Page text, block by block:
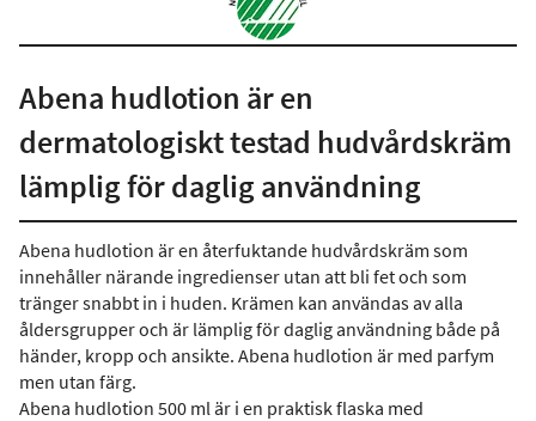
Abena hudlotion är en
dermatologiskt testad hudvårdskräm
lämplig för daglig användning
Abena hudlotion är en återfuktande hudvårdskräm som
innehåller närande ingredienser utan att bli fet och som
tränger snabbt in i huden. Krämen kan användas av alla
åldersgrupper och är lämplig för daglig användning både på
händer, kropp och ansikte. Abena hudlotion är med parfym
men utan färg.
Abena hudlotion 500 ml är i en praktisk flaska med